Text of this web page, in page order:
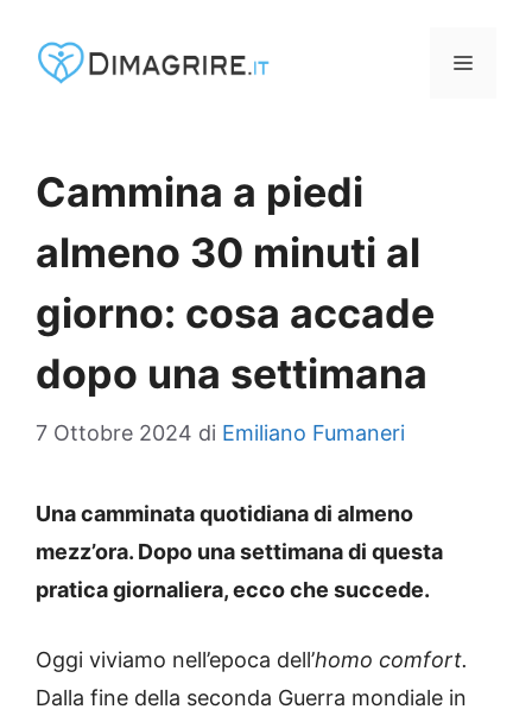
MENU
Cammina a piedi
almeno 30 minuti al
giorno: cosa accade
dopo una settimana
7 Ottobre 2024 di Emiliano Fumaneri
Una camminata quotidiana di almeno
mezz’ora. Dopo una settimana di questa
pratica giornaliera, ecco che succede.
Oggi viviamo nell’epoca dell’homo comfort.
Dalla fine della seconda Guerra mondiale in